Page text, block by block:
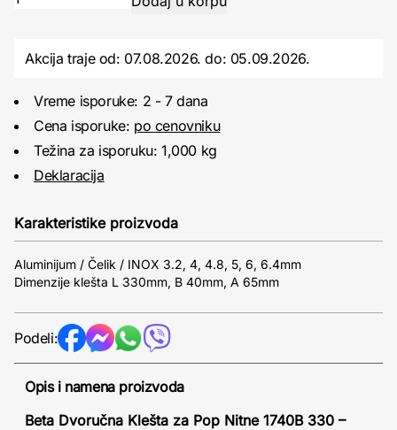
Akcija traje od: 07.08.2026.do: 05.09.2026.
Vreme isporuke: 2 - 7 dana
Cena isporuke: po cenovniku
Težina za isporuku: 1,000 kg
Deklaracija
Karakteristike proizvoda
Aluminijum / Čelik / INOX 3.2, 4, 4.8, 5, 6, 6.4mm
Dimenzije klešta L 330mm, B 40mm, A 65mm
Podeli:
Opis i namena proizvoda
Beta Dvoručna Klešta za Pop Nitne 1740B 330 –